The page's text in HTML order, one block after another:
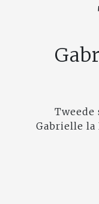
Tweede
Gabrielle la